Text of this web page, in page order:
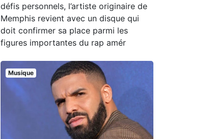
défis personnels, l’artiste originaire de
Memphis revient avec un disque qui
doit confirmer sa place parmi les
figures importantes du rap amér
Musique